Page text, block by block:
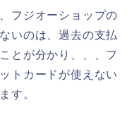
フジオーショップの
いのは、過去の支払
とが分かり、、、フ
トカードが使えない
す。